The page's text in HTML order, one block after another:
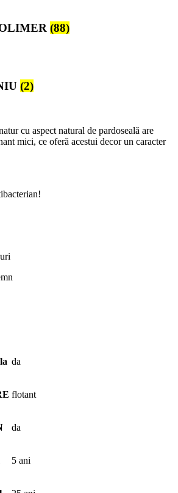
(88)
(2)
cu aspect natural de pardoseală are
mici, ce oferă acestui decor un caracter
da
flotant
da
5 ani